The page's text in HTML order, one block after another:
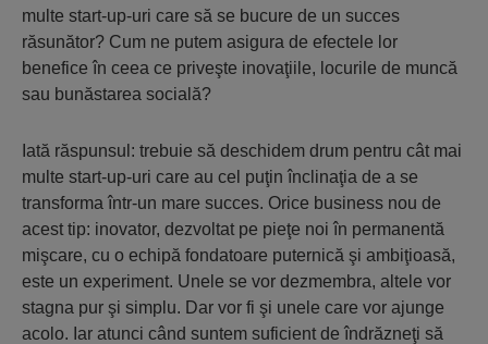
multe start-up-uri care să se bucure de un succes
răsunător? Cum ne putem asigura de efectele lor
benefice în ceea ce priveşte inovaţiile, locurile de muncă
sau bunăstarea socială?
Iată răspunsul: trebuie să deschidem drum pentru cât mai
multe start-up-uri care au cel puţin înclinaţia de a se
transforma într-un mare succes. Orice business nou de
acest tip: inovator, dezvoltat pe pieţe noi în permanentă
mişcare, cu o echipă fondatoare puternică şi ambiţioasă,
este un experiment. Unele se vor dezmembra, altele vor
stagna pur şi simplu. Dar vor fi şi unele care vor ajunge
acolo. Iar atunci când suntem suficient de îndrăzneţi să